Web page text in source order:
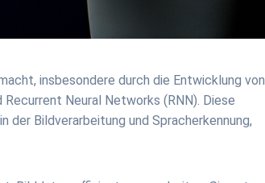
insbesondere durch die Entwicklung von
Neural Networks (RNN). Diese
der Bildverarbeitung und Spracherkennung,